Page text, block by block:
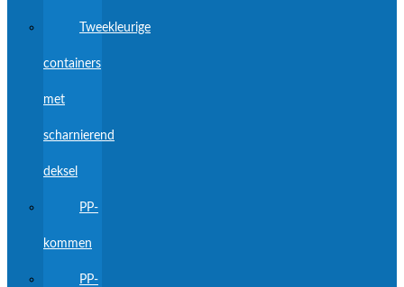
Tweekleurige
containers
met
scharnierend
deksel
PP-
kommen
PP-